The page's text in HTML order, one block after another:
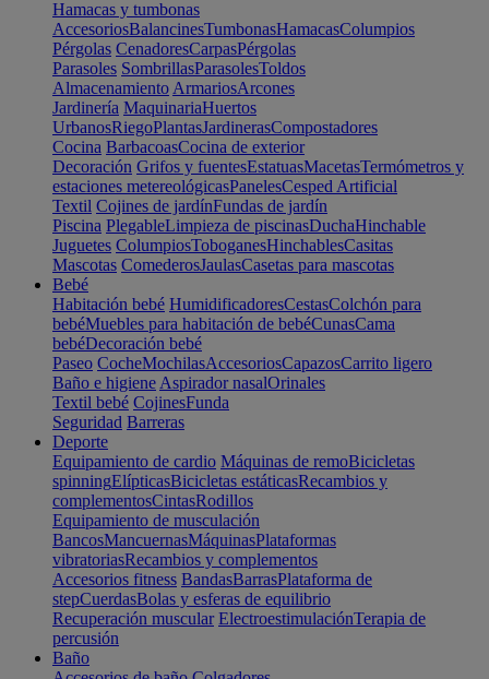
Hamacas y tumbonas
AccesoriosBalancinesTumbonasHamacasColumpios
Pérgolas CenadoresCarpasPérgolas
Parasoles SombrillasParasolesToldos
Almacenamiento ArmariosArcones
Jardinería MaquinariaHuertos
UrbanosRiegoPlantasJardinerasCompostadores
Cocina BarbacoasCocina de exterior
Decoración Grifos y fuentesEstatuasMacetasTermómetros y
estaciones metereológicasPanelesCesped Artificial
Textil Cojines de jardínFundas de jardín
Piscina PlegableLimpieza de piscinasDuchaHinchable
Juguetes ColumpiosToboganesHinchablesCasitas
Mascotas ComederosJaulasCasetas para mascotas
Bebé
Habitación bebé HumidificadoresCestasColchón para
bebéMuebles para habitación de bebéCunasCama
bebéDecoración bebé
Paseo CocheMochilasAccesoriosCapazosCarrito ligero
Baño e higiene Aspirador nasalOrinales
Textil bebé CojinesFunda
Seguridad Barreras
Deporte
Equipamiento de cardio Máquinas de remoBicicletas
spinningElípticasBicicletas estáticasRecambios y
complementosCintasRodillos
Equipamiento de musculación
BancosMancuernasMáquinasPlataformas
vibratoriasRecambios y complementos
Accesorios fitness BandasBarrasPlataforma de
stepCuerdasBolas y esferas de equilibrio
Recuperación muscular ElectroestimulaciónTerapia de
percusión
Baño